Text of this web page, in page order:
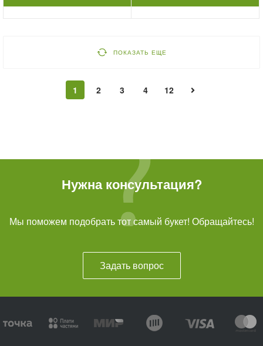
ПОКАЗАТЬ ЕЩЕ
1 2 3 4 12
Нужна консультация?
Мы поможем подобрать тот самый букет! Обращайтесь!
Задать вопрос